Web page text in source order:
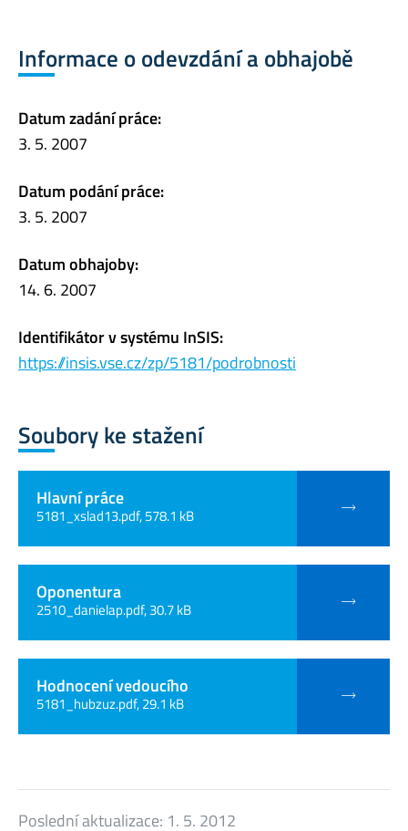
Informace o odevzdání a obhajobě
Datum zadání práce:
3. 5. 2007
Datum podání práce:
3. 5. 2007
Datum obhajoby:
14. 6. 2007
Identifikátor v systému InSIS:
https://insis.vse.cz/zp/5181/podrobnosti
Soubory ke stažení
Hlavní práce
5181_xslad13.pdf, 578.1 kB
Oponentura
2510_danielap.pdf, 30.7 kB
Hodnocení vedoucího
5181_hubzuz.pdf, 29.1 kB
Poslední aktualizace: 1. 5. 2012